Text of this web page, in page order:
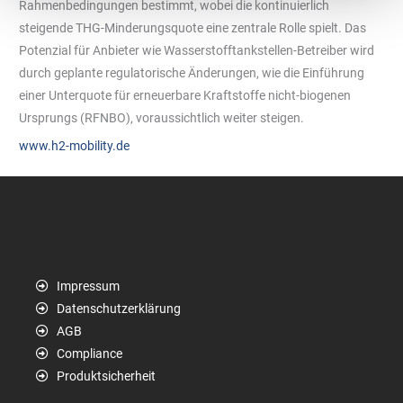
Rahmenbedingungen bestimmt, wobei die kontinuierlich
steigende THG-Minderungsquote eine zentrale Rolle spielt. Das
Potenzial für Anbieter wie Wasserstofftankstellen-Betreiber wird
durch geplante regulatorische Änderungen, wie die Einführung
einer Unterquote für erneuerbare Kraftstoffe nicht-biogenen
Ursprungs (RFNBO), voraussichtlich weiter steigen.
www.h2-mobility.de
Impressum
Datenschutzerklärung
AGB
Compliance
Produktsicherheit